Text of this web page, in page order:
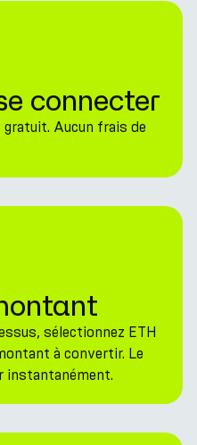
connecter
gratuit. Aucun frais de
sélectionnez ETH
à convertir. Le
instantanément.